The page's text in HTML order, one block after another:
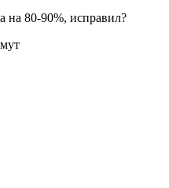
на 80-90%, исправил?